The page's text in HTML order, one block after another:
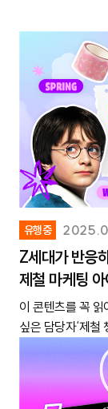
Z세대가 반응
제철 마케팅
이 콘텐츠를 꼭
싶은 담당자‘제철
던 분요즘 Z세대
기마다 꼭 먹어야
플에 방문하고,
유행중